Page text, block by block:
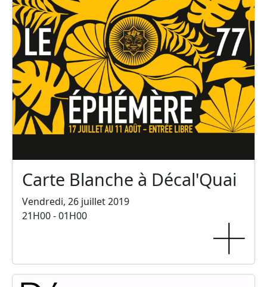
Carte Blanche à Décal'Quai
Vendredi, 26 juillet 2019
21H00 - 01H00